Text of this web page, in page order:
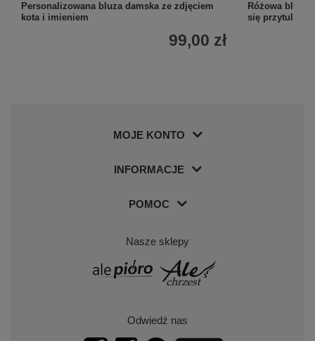
Personalizowana bluza damska ze zdjęciem
kota i imieniem
99,00 zł
Różowa bluza
się przytul
MOJE KONTO
INFORMACJE
POMOC
Nasze sklepy
Odwiedź nas